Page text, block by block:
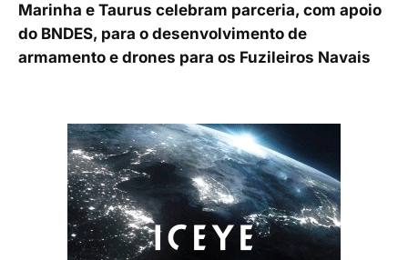
Marinha e Taurus celebram parceria, com apoio
do BNDES, para o desenvolvimento de
armamento e drones para os Fuzileiros Navais